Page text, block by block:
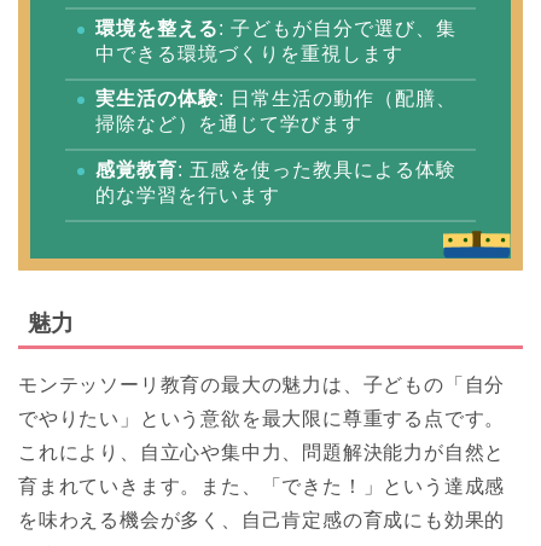
環境を整える: 子どもが自分で選び、集
中できる環境づくりを重視します
実生活の体験: 日常生活の動作（配膳、
掃除など）を通じて学びます
感覚教育: 五感を使った教具による体験
的な学習を行います
魅力
モンテッソーリ教育の最大の魅力は、子どもの「自分
でやりたい」という意欲を最大限に尊重する点です。
これにより、自立心や集中力、問題解決能力が自然と
育まれていきます。また、「できた！」という達成感
を味わえる機会が多く、自己肯定感の育成にも効果的